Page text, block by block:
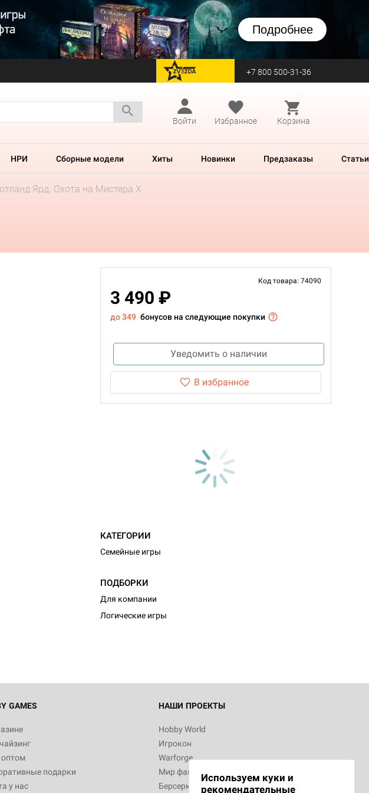
Подробнее
перейти на Zvezda +7 800 500-31-36
Войти
Избранное Корзина
НРИ Сборные модели Хиты Новинки Предзаказы Статьи
Ярд. Охота на Мистера X
Код товара: 74090
3 490 ₽
до 349 бонусов на следующие покупки
Уведомить о наличии
В избранное
КАТЕГОРИИ
Семейные игры
ПОДБОРКИ
Для компании
Логические игры
GAMES
подарки
у нас
НАШИ ПРОЕКТЫ
Hobby World
Игрокон
Warforge
Мир фантастики
Берсерк
Используем куки и
рекомендательные
игра Hobby World Монстры
смерть
990
игра Hobby World Ужас